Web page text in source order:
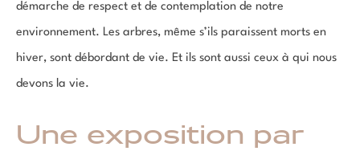
démarche de respect et de contemplation de notre
environnement. Les arbres, même s’ils paraissent morts en
hiver, sont débordant de vie. Et ils sont aussi ceux à qui nous
devons la vie.
Une exposition par